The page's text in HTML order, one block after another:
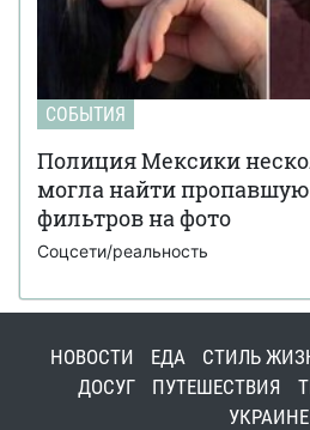
СОБЫТИЯ
Полиция Мексики
могла найти
фильтров на фото
Соцсети/реальность
НОВОСТИ ЕДА СТИЛЬ
ДОСУГ
ПУТЕШЕСТВИЯ
УКРАИНЕ